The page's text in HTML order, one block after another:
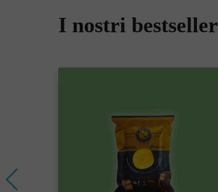
I nostri bestseller